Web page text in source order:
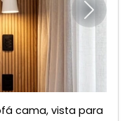
cama, vista para